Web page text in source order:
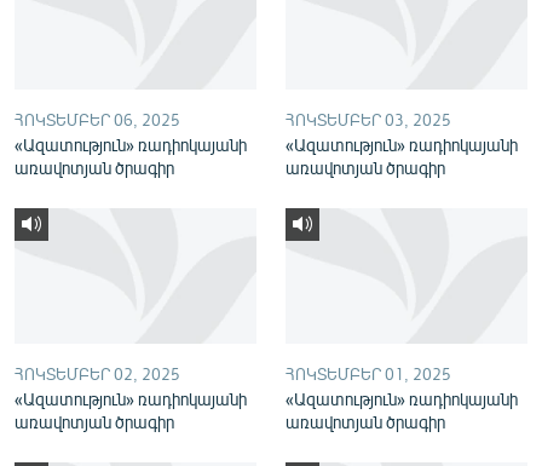
ՀԵՏԵՎԵՔ ՄԵԶ
ՀՈԿՏԵՄԲԵՐ 06, 2025
«Ազատություն» ռադիոկայանի
առավոտյան ծրագիր
ՀՈԿՏԵՄԲԵՐ 03, 2025
«Ազատություն» ռադիոկայանի
առավոտյան ծրագիր
ՀՈԿՏԵՄԲԵՐ 02, 2025
«Ազատություն» ռադիոկայանի
առավոտյան ծրագիր
ՀՈԿՏԵՄԲԵՐ 01, 2025
«Ազատություն» ռադիոկայանի
առավոտյան ծրագիր